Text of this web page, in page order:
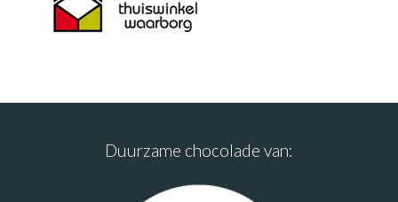
Duurzame chocolade van: